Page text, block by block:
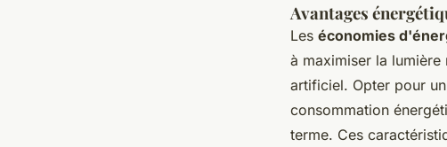
Avantages
Les économies
à maximiser la
artificiel. Opter pour
consommation
terme. Ces